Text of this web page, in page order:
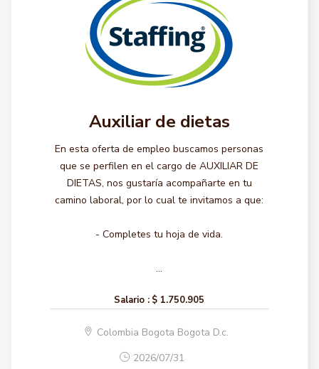
Auxiliar de dietas
En esta oferta de empleo buscamos personas
que se perfilen en el cargo de AUXILIAR DE
DIETAS, nos gustaría acompañarte en tu
camino laboral, por lo cual te invitamos a que:
- Completes tu hoja de vida.
...
Salario : $ 1.750.905
Colombia Bogota Bogota D.c.
2026/07/31